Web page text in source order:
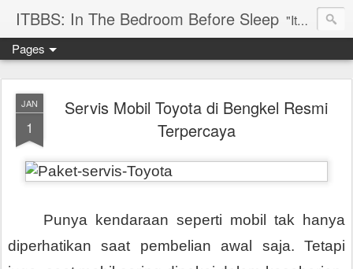
ITBBS: In The Bedroom Before Sleep "Its my life to be exist in the world"
Pages
JAN
1
Servis Mobil Toyota di Bengkel Resmi
Terpercaya
Punya kendaraan seperti mobil tak hanya
diperhatikan saat pembelian awal saja. Tetapi